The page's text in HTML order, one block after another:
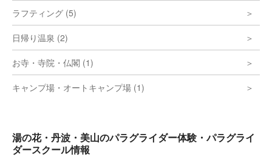
ラフティング (5)
日帰り温泉 (2)
お寺・寺院・仏閣 (1)
キャンプ場・オートキャンプ場 (1)
湯の花・丹波・美山のパラグライダー体験・パラグライ
ダースクール情報